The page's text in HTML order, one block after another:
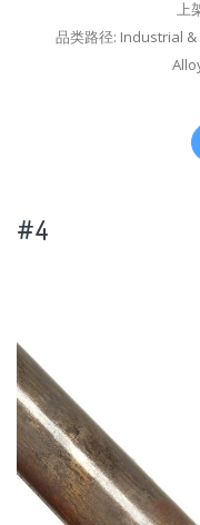
上
品类路径: Industrial
#4